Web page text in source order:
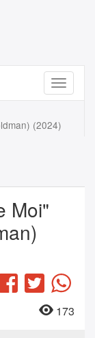
Menu
(2024)
Moi"
Facebook
Twitter
173